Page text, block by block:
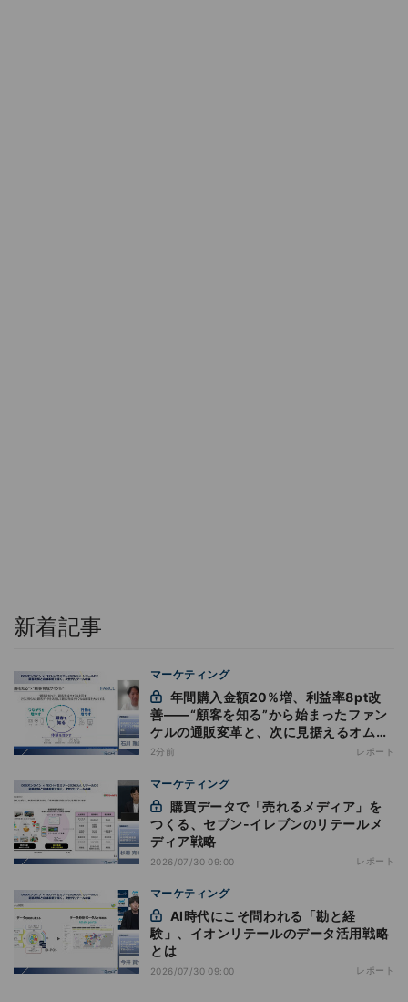
新着記事
マーケティング
善——“顧客を知る”から始まったファン
ケルの通販変革と、次に見据えるオムニ
チャネル
2分前 レポート
マーケティング
つくる、セブン-イレブンのリテールメ
ディア戦略
2026/07/30 09:00 レポート
マーケティング
験」、イオンリテールのデータ活用戦略
とは
2026/07/30 09:00 レポート